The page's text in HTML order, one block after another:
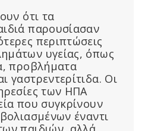
ότι τα
παρουσίασαν
περιπτώσεις
υγείας, όπως
προβλήματα
γαστρεντερίτιδα. Οι
των ΗΠΑ
που συγκρίνουν
έναντι